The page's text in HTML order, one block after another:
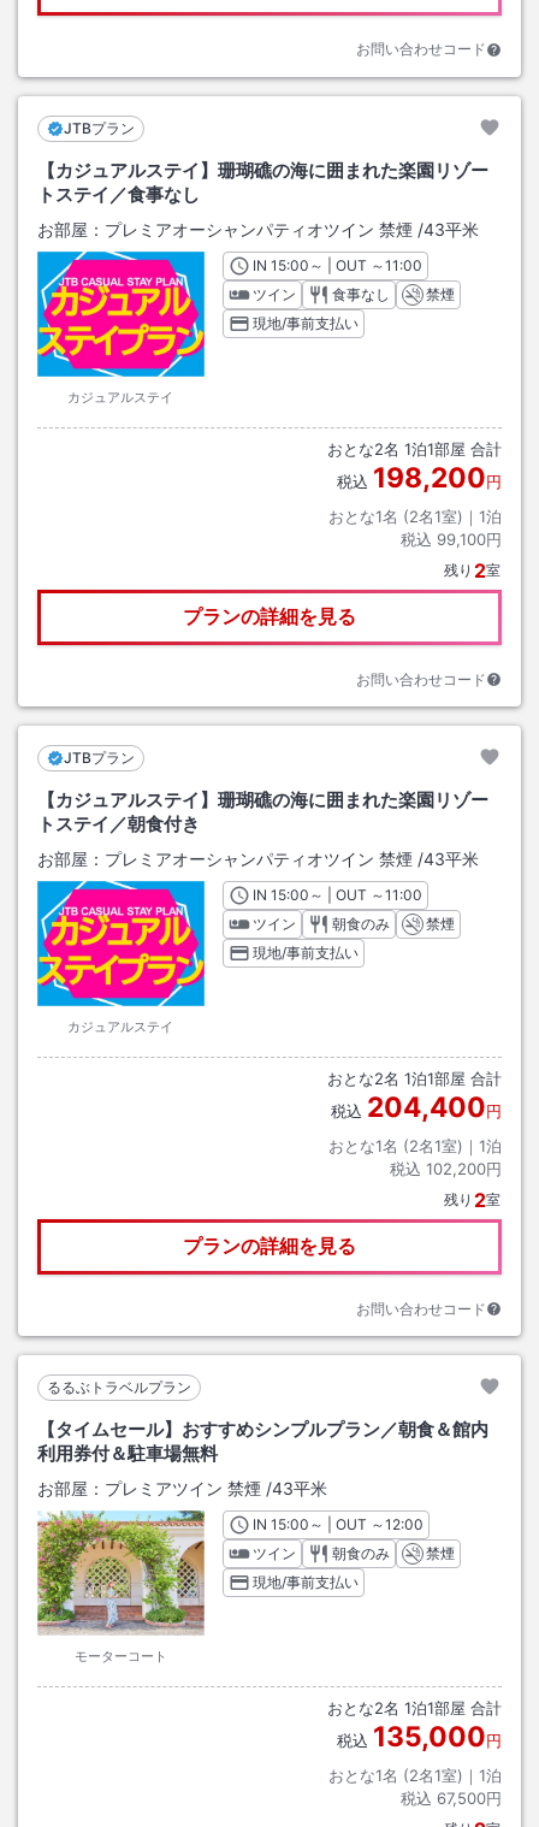
お問い合わせコード
JTBプラン
【カジュアルステイ】珊瑚礁の海に囲まれた楽園リゾー
トステイ／食事なし
お部屋： プレミアオーシャンパティオツイン 禁煙 /43平米
カジュアルステイ
INチェックイン
15:00 ～ | OUT チェックアウト
～11:00
ツイン
食事なし
禁煙
現地/事前支払い
おとな2名 1泊1部屋 合計
税込 198,200円
おとな1名 (2名1室)｜ 1泊
税込 99,100円
残り 2室
プランの詳細を見る
お問い合わせコード
JTBプラン
【カジュアルステイ】珊瑚礁の海に囲まれた楽園リゾー
トステイ／朝食付き
お部屋： プレミアオーシャンパティオツイン 禁煙 /43平米
カジュアルステイ
INチェックイン
15:00 ～ | OUT チェックアウト
～11:00
ツイン
朝食のみ
禁煙
現地/事前支払い
おとな2名 1泊1部屋 合計
税込 204,400円
おとな1名 (2名1室)｜ 1泊
税込 102,200円
残り 2室
プランの詳細を見る
お問い合わせコード
るるぶトラベルプラン
【タイムセール】おすすめシンプルプラン／朝食＆館内
利用券付＆駐車場無料
お部屋： プレミアツイン 禁煙 /43平米
モーターコート
INチェックイン
15:00 ～ | OUT チェックアウト
～12:00
ツイン
朝食のみ
禁煙
現地/事前支払い
おとな2名 1泊1部屋 合計
税込 135,000円
おとな1名 (2名1室)｜ 1泊
税込 67,500円